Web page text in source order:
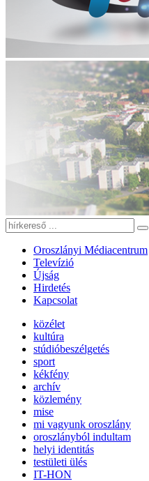
Oroszlányi Médiacentrum
Televízió
Újság
Hirdetés
Kapcsolat
közélet
kultúra
stúdióbeszélgetés
sport
kékfény
archív
közlemény
mise
mi vagyunk oroszlány
oroszlányból indultam
helyi identitás
testületi ülés
IT-HON